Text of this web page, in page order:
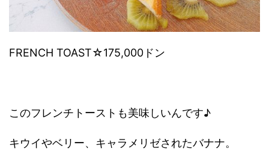
FRENCH TOAST☆175,000ドン
このフレンチトーストも美味しいんです♪
キウイやベリー、キャラメリゼされたバナナ。